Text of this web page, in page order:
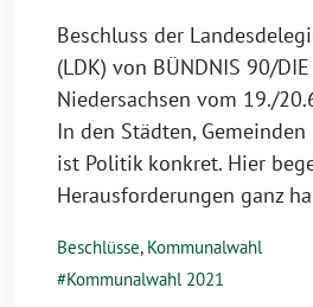
Beschluss der
(LDK) von BÜNDNIS 90/DIE
Niedersachsen vom 19./
In den Städten,
ist Politik konkret. Hier
Herausforderungen ganz
Beschlüsse, Kommunalwahl
Kommunalwahl 2021